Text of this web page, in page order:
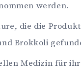
werden.
die die
Brokkoli
Medizin für